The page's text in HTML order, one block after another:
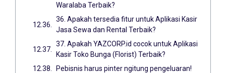
Waralaba Terbaik?
36. Apakah tersedia fitur untuk Aplikasi Kasir
Jasa Sewa dan Rental Terbaik?
37. Apakah YAZCORP.id cocok untuk Aplikasi
Kasir Toko Bunga (Florist) Terbaik?
Pebisnis harus pinter ngitung pengeluaran!